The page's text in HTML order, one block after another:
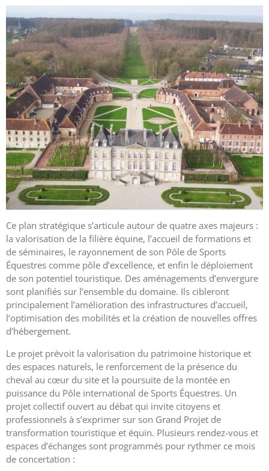
Ce plan stratégique s’articule autour de quatre axes majeurs :
la valorisation de la filière équine, l’accueil de formations et
de séminaires, le rayonnement de son Pôle de Sports
Équestres comme pôle d’excellence, et enfin le déploiement
de son potentiel touristique. Des aménagements d’envergure
sont planifiés sur l’ensemble du domaine. Ils cibleront
principalement l’amélioration des infrastructures d’accueil,
l’optimisation des mobilités et la création de nouvelles offres
d’hébergement.
Le projet prévoit la valorisation du patrimoine historique et
des espaces naturels, le renforcement de la présence du
cheval au cœur du site et la poursuite de la montée en
puissance du Pôle international de Sports Équestres. Un
projet collectif ouvert au débat qui invite citoyens et
professionnels à s’exprimer sur son Grand Projet de
transformation touristique et équin. Plusieurs rendez-vous et
espaces d’échanges sont programmés pour rythmer ce mois
de concertation :